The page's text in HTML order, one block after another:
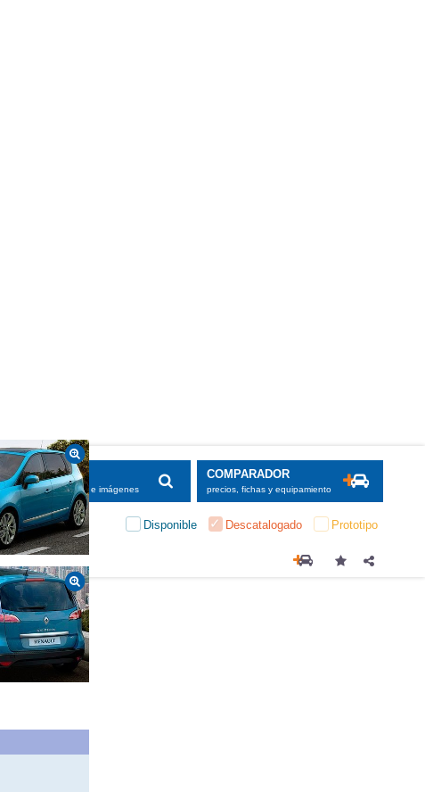
BUSCADOR
informaciones, fichas e imágenes
COMPARADOR
precios, fichas y equipamiento
Disponible Descatalogado Prototipo